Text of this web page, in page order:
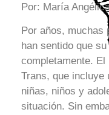
Por: María
Por años, muchas
han sentido que
completamente.
Trans, que incluye
niñas, niños y
situación. Sin